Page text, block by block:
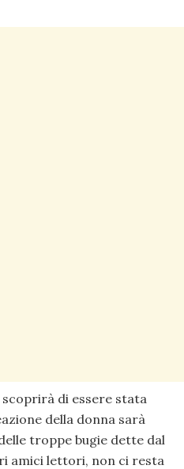
scoprirà di essere stata
della donna sarà
troppe bugie dette dal
amici lettori, non ci resta